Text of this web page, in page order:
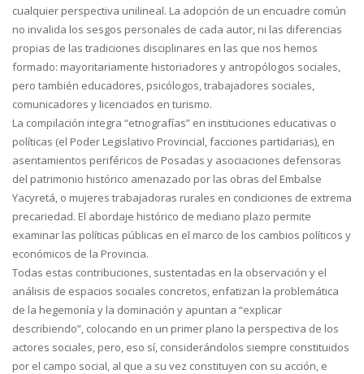
cualquier perspectiva unilineal. La adopción de un encuadre común
no invalida los sesgos personales de cada autor, ni las diferencias
propias de las tradiciones disciplinares en las que nos hemos
formado: mayoritariamente historiadores y antropólogos sociales,
pero también educadores, psicólogos, trabajadores sociales,
comunicadores y licenciados en turismo.
La compilación integra “etnografías” en instituciones educativas o
políticas (el Poder Legislativo Provincial, facciones partidarias), en
asentamientos periféricos de Posadas y asociaciones defensoras
del patrimonio histórico amenazado por las obras del Embalse
Yacyretá, o mujeres trabajadoras rurales en condiciones de extrema
precariedad. El abordaje histórico de mediano plazo permite
examinar las políticas públicas en el marco de los cambios políticos y
económicos de la Provincia.
Todas estas contribuciones, sustentadas en la observación y el
análisis de espacios sociales concretos, enfatizan la problemática
de la hegemonía y la dominación y apuntan a “explicar
describiendo”, colocando en un primer plano la perspectiva de los
actores sociales, pero, eso sí, considerándolos siempre constituidos
por el campo social, al que a su vez constituyen con su acción, e